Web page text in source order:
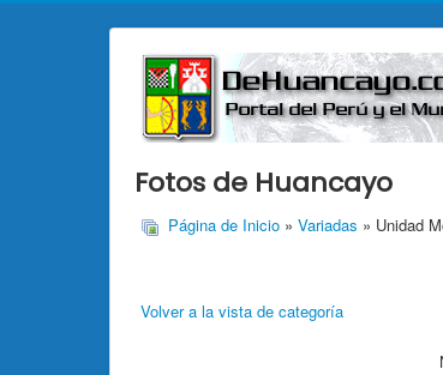
Fotos de Huancayo
Página de Inicio » Variadas » Unidad
Volver a la vista de categoría